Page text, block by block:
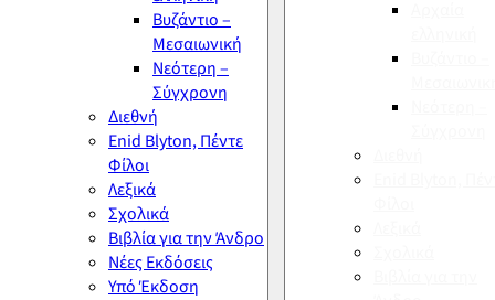
Βυζάντιο –
Μεσαιωνική
Νεότερη –
Σύγχρονη
Διεθνή
Enid Blyton, Πέντε
Φίλοι
Λεξικά
Σχολικά
Βιβλία για την Άνδρο
Νέες Εκδόσεις
Υπό Έκδοση